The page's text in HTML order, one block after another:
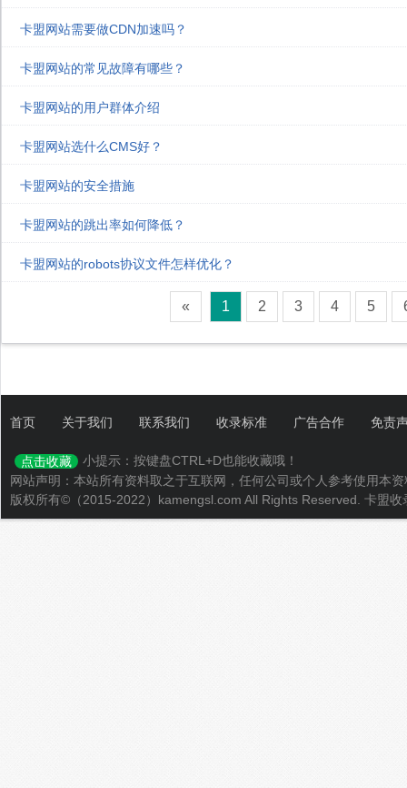
卡盟网站需要做CDN加速吗？
卡盟网站的常见故障有哪些？
卡盟网站的用户群体介绍
卡盟网站选什么CMS好？
卡盟网站的安全措施
卡盟网站的跳出率如何降低？
卡盟网站的robots协议文件怎样优化？
« 1 2 3 4 5
首页 关于我们 联系我们 收录标准 广告合作 免责
点击收藏
小提示：按键盘CTRL+D也能收藏哦！
网站声明：本站所有资料取之于互联网，任何公司或个人参考使用本
版权所有©（2015-2022）kamengsl.com All Rights Reserved. 卡盟收